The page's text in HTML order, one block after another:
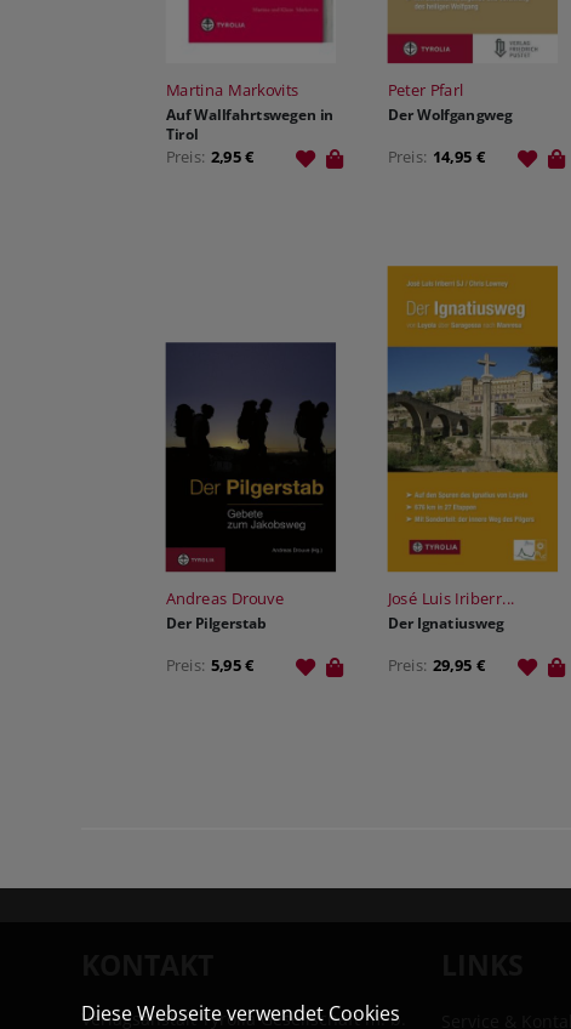
Martina Markovits
Auf Wallfahrtswegen in
Tirol
Preis: 2,95 €
Peter Pfarl
Der Wolfgangweg
Preis: 14,95 €
Andreas Drouve
Der Pilgerstab
Preis: 5,95 €
José Luis Iriberr...
Der Ignatiusweg
Preis: 29,95 €
Verlagsanstalt Tyrolia Gesellschaft m. b.
Diese Webseite verwendet Cookies